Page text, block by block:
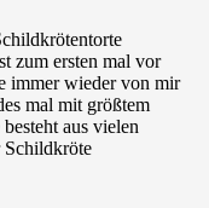
zum ersten mal vor
immer wieder von mir
mal mit größtem
aus vielen